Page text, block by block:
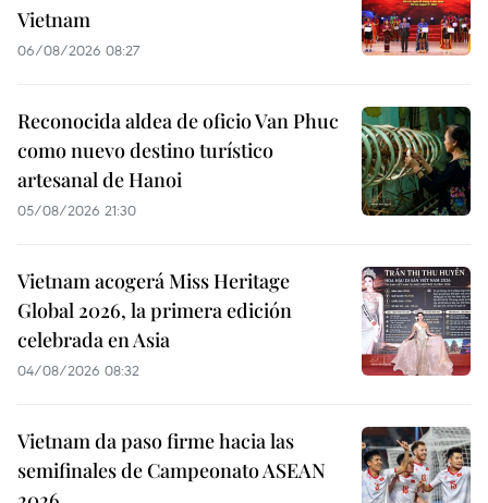
Vietnam
06/08/2026 08:27
Reconocida aldea de oficio Van Phuc
como nuevo destino turístico
artesanal de Hanoi
05/08/2026 21:30
Vietnam acogerá Miss Heritage
Global 2026, la primera edición
celebrada en Asia
04/08/2026 08:32
Vietnam da paso firme hacia las
semifinales de Campeonato ASEAN